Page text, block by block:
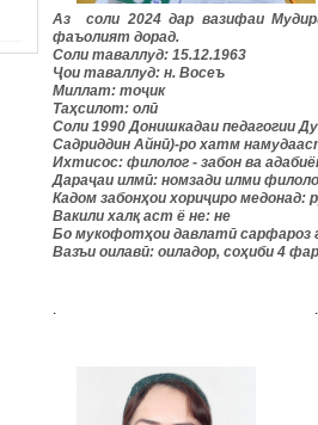
Аз соли 2024 дар вазифаи
фаъолият дорад.
Соли таваллуд: 15.12.1963
Ҷои таваллуд: н. Восеъ
Миллат: тоҷик
Таҳсилот: олӣ
Соли 1990 Донишкадаи педагогии
Садриддин Айнӣ)-ро хатм
Ихтисос: филолог - забон ва
Дараҷаи илмӣ: номзади илми
Кадом забонҳои хориҷиро медонад:
Вакили халқ аст ё не: не
Бо мукофотҳои давлатӣ сарфароз
Вазъи оилавӣ: оиладор, соҳиби 4
.